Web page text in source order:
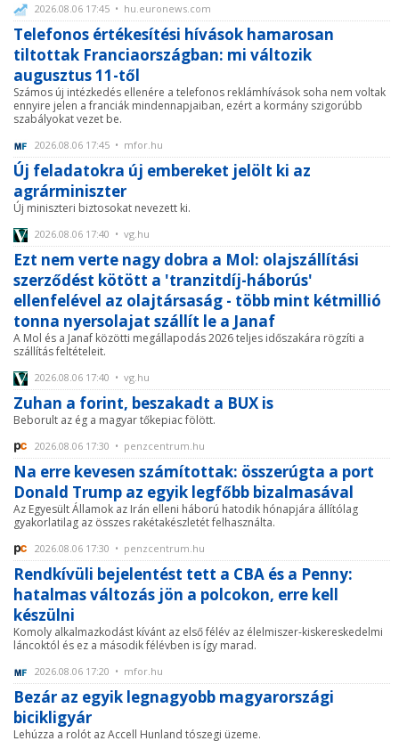
2026.08.06 17:45 • hu.euronews.com
Telefonos értékesítési hívások hamarosan
tiltottak Franciaországban: mi változik
augusztus 11-től
Számos új intézkedés ellenére a telefonos reklámhívások soha nem voltak
ennyire jelen a franciák mindennapjaiban, ezért a kormány szigorúbb
szabályokat vezet be.
2026.08.06 17:45 • mfor.hu
Új feladatokra új embereket jelölt ki az
agrárminiszter
Új miniszteri biztosokat nevezett ki.
2026.08.06 17:40 • vg.hu
Ezt nem verte nagy dobra a Mol: olajszállítási
szerződést kötött a 'tranzitdíj-háborús'
ellenfelével az olajtársaság - több mint kétmillió
tonna nyersolajat szállít le a Janaf
A Mol és a Janaf közötti megállapodás 2026 teljes időszakára rögzíti a
szállítás feltételeit.
2026.08.06 17:40 • vg.hu
Zuhan a forint, beszakadt a BUX is
Beborult az ég a magyar tőkepiac fölött.
2026.08.06 17:30 • penzcentrum.hu
Na erre kevesen számítottak: összerúgta a port
Donald Trump az egyik legfőbb bizalmasával
Az Egyesült Államok az Irán elleni háború hatodik hónapjára állítólag
gyakorlatilag az összes rakétakészletét felhasználta.
2026.08.06 17:30 • penzcentrum.hu
Rendkívüli bejelentést tett a CBA és a Penny:
hatalmas változás jön a polcokon, erre kell
készülni
Komoly alkalmazkodást kívánt az első félév az élelmiszer-kiskereskedelmi
láncoktól és ez a második félévben is így marad.
2026.08.06 17:20 • mfor.hu
Bezár az egyik legnagyobb magyarországi
bicikligyár
Lehúzza a rolót az Accell Hunland tószegi üzeme.